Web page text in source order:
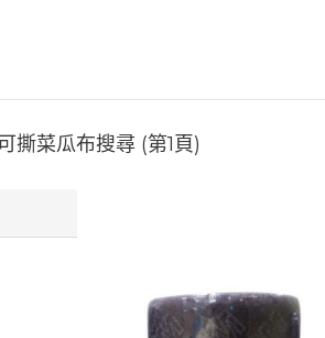
撕菜瓜布搜尋 (第1頁)